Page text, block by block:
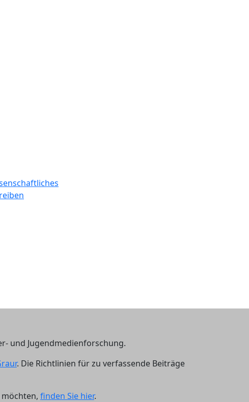
und Jugendmedienforschung.
. Die Richtlinien für zu verfassende Beiträge
finden Sie hier.